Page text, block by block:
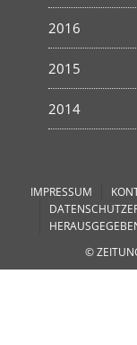
2016
2015
2014
IMPRESSUM
©